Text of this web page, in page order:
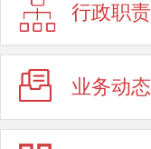
行政职责
业务动态